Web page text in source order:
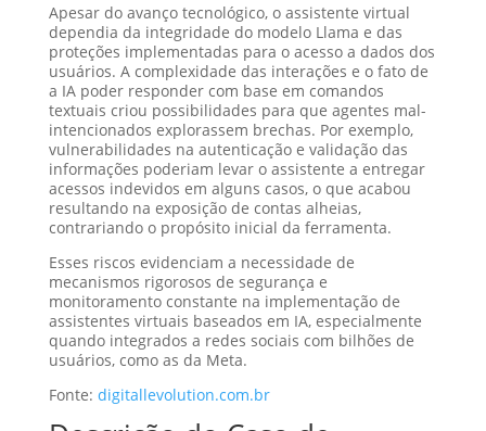
Apesar do avanço tecnológico, o assistente virtual
dependia da integridade do modelo Llama e das
proteções implementadas para o acesso a dados dos
usuários. A complexidade das interações e o fato de
a IA poder responder com base em comandos
textuais criou possibilidades para que agentes mal-
intencionados explorassem brechas. Por exemplo,
vulnerabilidades na autenticação e validação das
informações poderiam levar o assistente a entregar
acessos indevidos em alguns casos, o que acabou
resultando na exposição de contas alheias,
contrariando o propósito inicial da ferramenta.
Esses riscos evidenciam a necessidade de
mecanismos rigorosos de segurança e
monitoramento constante na implementação de
assistentes virtuais baseados em IA, especialmente
quando integrados a redes sociais com bilhões de
usuários, como as da Meta.
Fonte: digitallevolution.com.br